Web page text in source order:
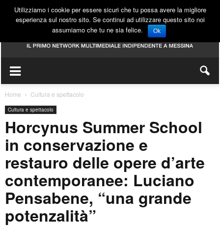
Home Cultura e spettacolo
Cultura e spettacolo
Horcynus Summer School
in conservazione e
restauro delle opere d’arte
contemporanee: Luciano
Pensabene, “una grande
potenzalità”
Utilizziamo i cookie per essere sicuri che tu possa avere la migliore
esperienza sul nostro sito. Se continui ad utilizzare questo sito noi
assumiamo che tu ne sia felice.
Ok